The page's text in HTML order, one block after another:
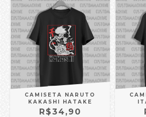
CAMISETA NARUTO
KAKASHI HATAKE
R$34,90